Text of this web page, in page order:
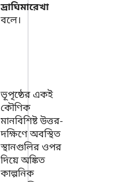
দ্রাঘিমারেখা
বলে।
ভূপৃষ্ঠের একই
কৌণিক
মানবিশিষ্ট উত্তর-
দক্ষিণে অবস্থিত
স্থানগুলির ওপর
দিয়ে অঙ্কিত
কাল্পনিক